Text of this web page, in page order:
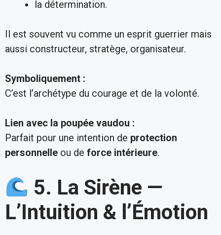
la détermination.
Il est souvent vu comme un esprit guerrier mais
aussi constructeur, stratège, organisateur.
Symboliquement :
C’est l’archétype du courage et de la volonté.
Lien avec la poupée vaudou :
Parfait pour une intention de protection
personnelle ou de force intérieure.
5. La Sirène —
L’Intuition & l’Émotion